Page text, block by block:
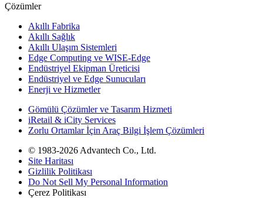
Çözümler
Akıllı Fabrika
Akıllı Sağlık
Akıllı Ulaşım Sistemleri
Edge Computing ve WISE-Edge
Endüstriyel Ekipman Üreticisi
Endüstriyel ve Edge Sunucuları
Enerji ve Hizmetler
Gömülü Çözümler ve Tasarım Hizmeti
iRetail & iCity Services
Zorlu Ortamlar İçin Araç Bilgi İşlem Çözümleri
© 1983-2026 Advantech Co., Ltd.
Site Haritası
Gizlilik Politikası
Do Not Sell My Personal Information
Çerez Politikası